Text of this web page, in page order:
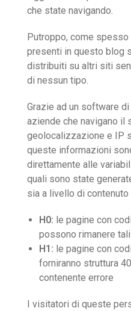
che state navigando.
Putroppo, come
presenti in questo blog
distribuiti su altri siti
di nessun tipo.
Grazie ad un software
aziende che navigano il
geolocalizzazione e IP
queste informazioni
direttamente alle
quali sono state
sia a livello di
H0: le pagine con
possono rimanere tali
H1: le pagine con
forniranno struttura
contenente errore
I visitatori di queste